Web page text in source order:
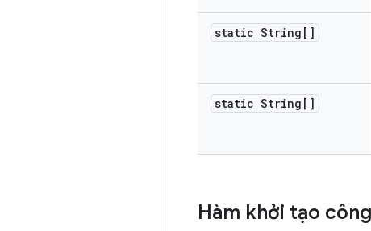
static String[]
static String[]
Hàm khởi tạo